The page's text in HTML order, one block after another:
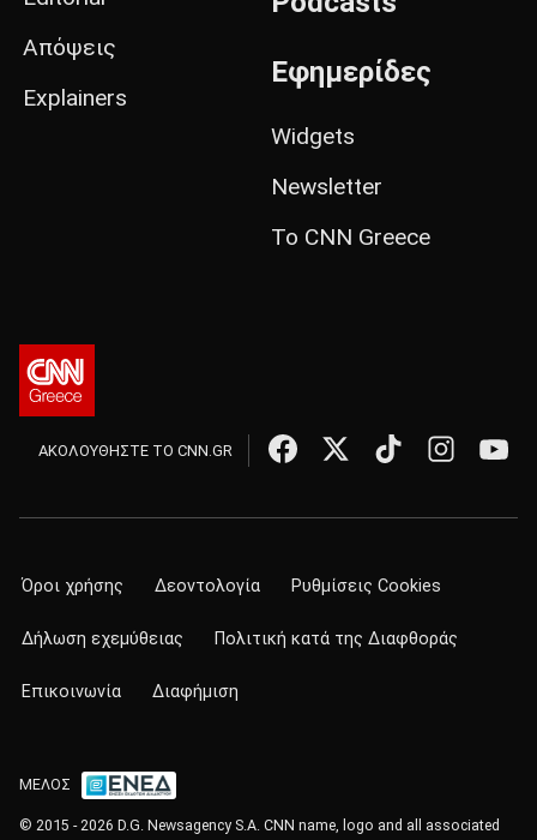
Απόψεις
Explainers
Εφημερίδες
Widgets
Newsletter
Το CNN Greece
ΑΚΟΛΟΥΘΗΣΤΕ ΤΟ CNN.GR
Όροι χρήσης Δεοντολογία Ρυθμίσεις Cookies
Δήλωση εχεμύθειας Πολιτική κατά της Διαφθοράς
Επικοινωνία Διαφήμιση
ΜΕΛΟΣ
© 2015 - 2026 D.G. Newsagency S.A. CNN name, logo and all associated